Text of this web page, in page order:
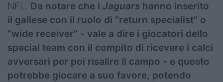
NFL. Da notare che i Jaguars hanno inserito
il gallese con il ruolo di “return specialist” o
“wide receiver” - vale a dire i giocatori dello
special team con il compito di ricevere i calci
avversari per poi risalire il campo - e questo
potrebbe giocare a suo favore, potendo